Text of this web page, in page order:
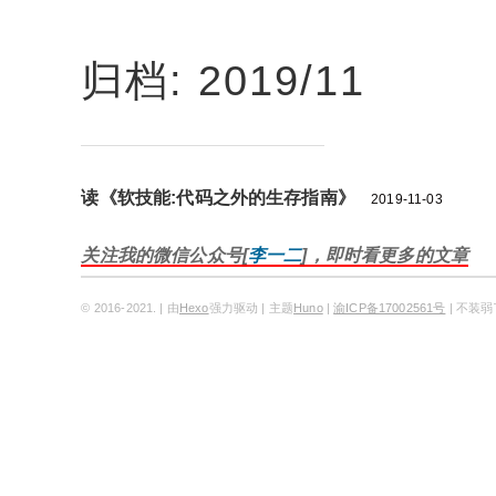
归档: 2019/11
读《软技能:代码之外的生存指南》 2019-11-03
关注我的微信公众号[李一二]，即时看更多的文章
© 2016-2021. | 由Hexo强力驱动 | 主题Huno|渝ICP备17002561号 | 不装